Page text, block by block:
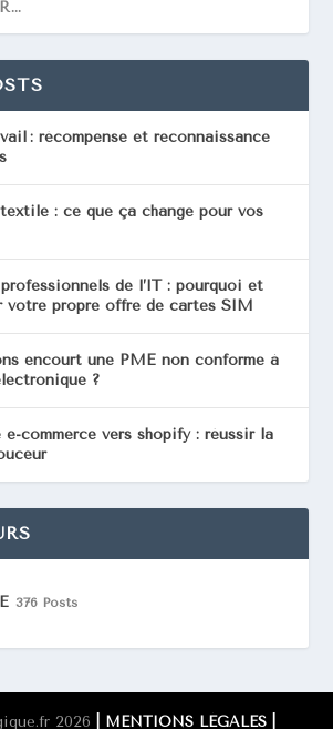
: récompense et reconnaissance
: ce que ça change pour vos
de l’IT : pourquoi et
votre propre offre de cartes SIM
encourt une PME non conforme à
?
commerce vers shopify : réussir la
376 Posts
2026 | MENTIONS LÉGALES